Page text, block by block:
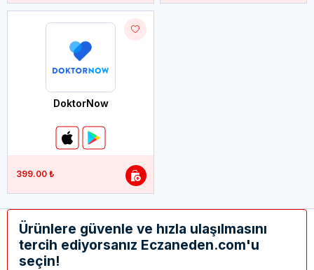
DoktorNow
399.00 ₺
Ürünlere güvenle ve hızla ulaşılmasını
tercih ediyorsanız Eczaneden.com'u
seçin!